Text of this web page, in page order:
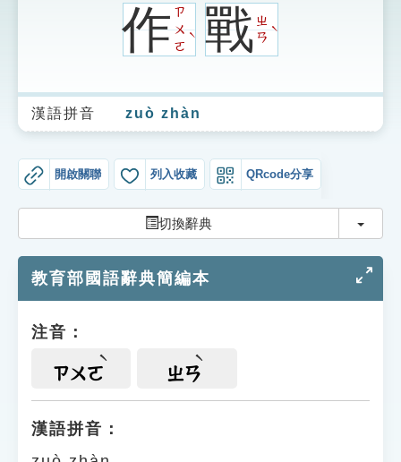
生字詞彙表
成語故事
索引選單
單字索引
遊戲專區
作ㄗ
ㄨ
ㄛ
ˋ 戰ㄓ
ㄢ
ˋ
漢語拼音 zuò zhàn
開啟關聯 列入收藏 QRcode分享
切換辭典 切換
教育部國語辭典簡編本
注音：
ㄗㄨㄛ ㄓㄢ
漢語拼音：